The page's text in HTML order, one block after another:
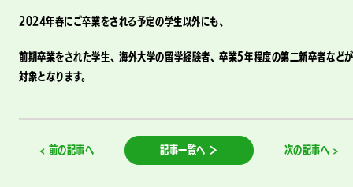
2024年春にご卒業をされる予定の学生以外にも、
前期卒業をされた学生、海外大学の留学経験者、卒業5年程度の第二新卒者などが
対象となります。
< 前の記事へ 記事一覧へ ＞ 次の記事へ >